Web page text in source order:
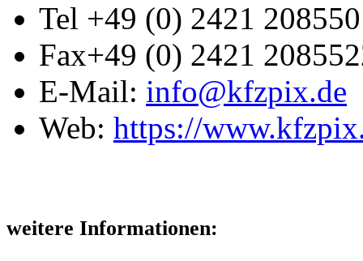
Tel +49 (0) 2421 208550
Fax+49 (0) 2421
E-Mail: info@kfzpix.de
Web: https://
weitere Informationen: